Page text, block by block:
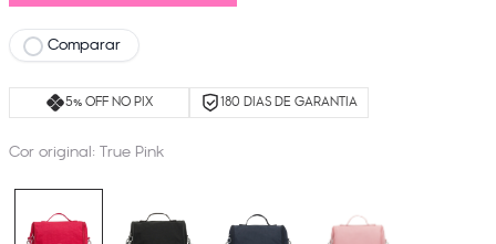
Comparar
5% OFF NO PIX 180 DIAS DE GARANTIA
Cor original: True Pink